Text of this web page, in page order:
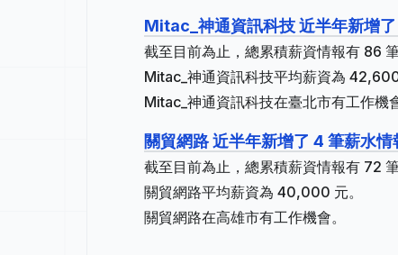
Mitac_神通資訊科技 近半年新增
截至目前為止，總累積薪資情報有 86
Mitac_神通資訊科技平均薪資為 42,600
Mitac_神通資訊科技在臺北市有工作機會
關貿網路 近半年新增了 4 筆薪水情
截至目前為止，總累積薪資情報有 72
關貿網路平均薪資為 40,000 元。
關貿網路在高雄市有工作機會。